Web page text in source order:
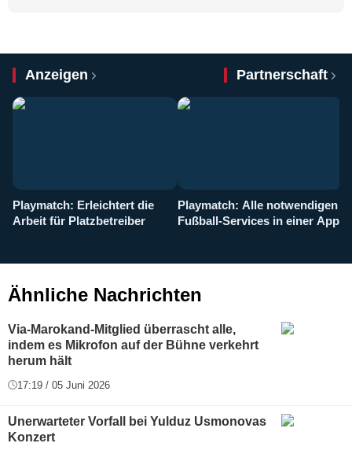
Anzeigen Partnerschaft
Playmatch: Erleichtert die
Arbeit für Platzbetreiber
Playmatch: Alle notwendigen
Fußball-Services in einer App
Ähnliche Nachrichten
Via-Marokand-Mitglied überrascht alle,
indem es Mikrofon auf der Bühne verkehrt
herum hält
17:19 / 05 Juni 2026
Unerwarteter Vorfall bei Yulduz Usmonovas
Konzert